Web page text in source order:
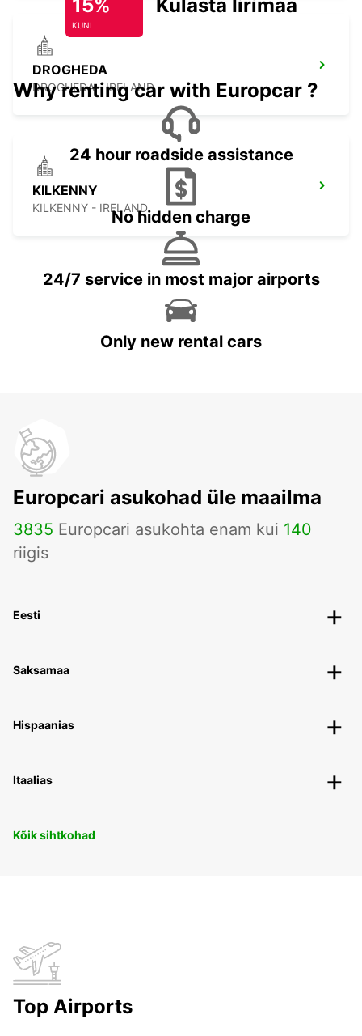
DROGHEDA
DROGHEDA - IRELAND
KILKENNY
KILKENNY - IRELAND
15%
KUNI
Külasta Iirimaad
Why renting car with Europcar ?
24 hour roadside assistance
No hidden charge
24/7 service in most major airports
Only new rental cars
Europcari asukohad üle maailma
3835 Europcari asukohta enam kui 140
riigis
Eesti
Saksamaa
Hispaanias
Itaalias
Kõik sihtkohad
Top Airports